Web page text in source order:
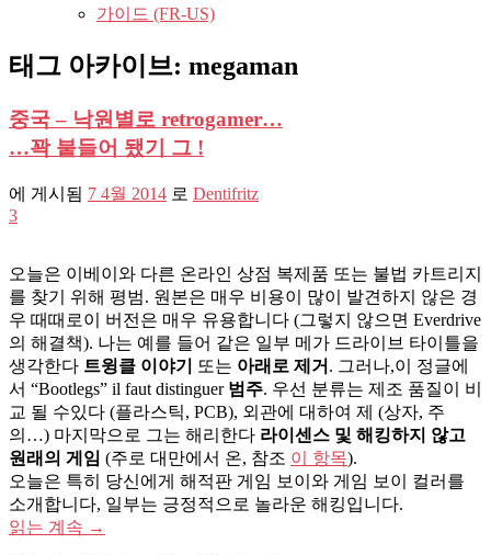
가이드 (FR-US)
태그 아카이브: megaman
중국 – 낙원별로 retrogamer…
…꽉 붙들어 됐기 그 !
에 게시됨 7 4월 2014 로 Dentifritz
3
오늘은 이베이와 다른 온라인 상점 복제품 또는 불법 카트리지
를 찾기 위해 평범. 원본은 매우 비용이 많이 발견하지 않은 경
우 때때로이 버전은 매우 유용합니다 (그렇지 않으면 Everdrive
의 해결책). 나는 예를 들어 같은 일부 메가 드라이브 타이틀을
생각한다 트윙클 이야기 또는 아래로 제거 . 그러나,이 정글에
서 “Bootlegs” il faut distinguer 범주. 우선 분류는 제조 품질이 비
교 될 수있다 (플라스틱, PCB), 외관에 대하여 제 (상자, 주
의…) 마지막으로 그는 해리한다 라이센스 및 해킹하지 않고
원래의 게임 (주로 대만에서 온, 참조 이 항목).
오늘은 특히 당신에게 해적판 게임 보이와 게임 보이 컬러를
소개합니다, 일부는 긍정적으로 놀라운 해킹입니다.
읽는 계속 →